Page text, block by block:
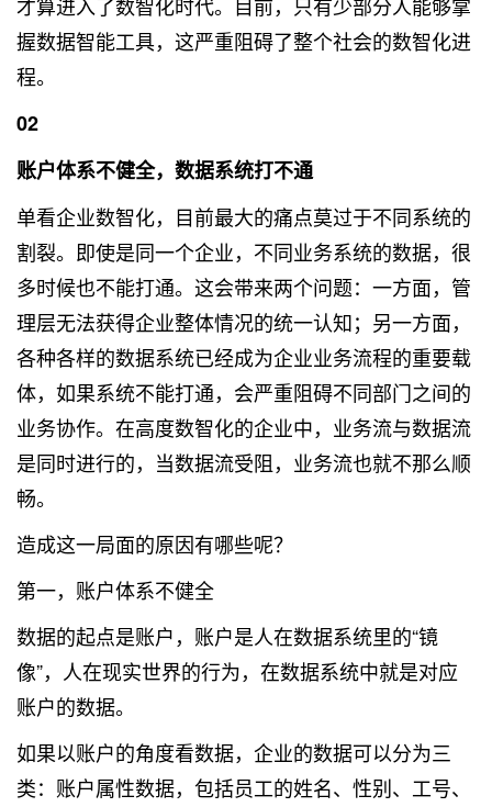
才算进入了数智化时代。目前，只有少部分人能够掌
握数据智能工具，这严重阻碍了整个社会的数智化进
程。
02
账户体系不健全，数据系统打不通
单看企业数智化，目前最大的痛点莫过于不同系统的
割裂。即使是同一个企业，不同业务系统的数据，很
多时候也不能打通。这会带来两个问题：一方面，管
理层无法获得企业整体情况的统一认知；另一方面，
各种各样的数据系统已经成为企业业务流程的重要载
体，如果系统不能打通，会严重阻碍不同部门之间的
业务协作。在高度数智化的企业中，业务流与数据流
是同时进行的，当数据流受阻，业务流也就不那么顺
畅。
造成这一局面的原因有哪些呢？
第一，账户体系不健全
数据的起点是账户，账户是人在数据系统里的“镜
像”，人在现实世界的行为，在数据系统中就是对应
账户的数据。
如果以账户的角度看数据，企业的数据可以分为三
类：账户属性数据，包括员工的姓名、性别、工号、